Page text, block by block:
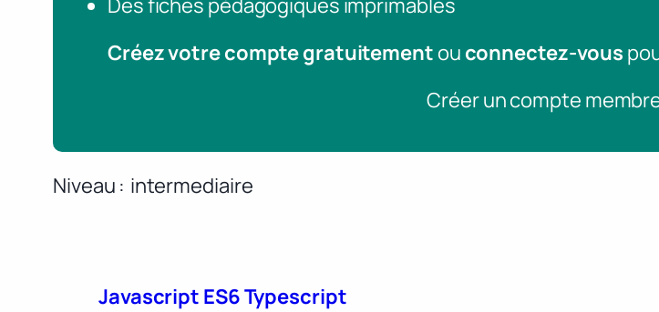
Des fiches pédagogiques imprimables
Créez votre compte gratuitement ou connectez-vous
Créer un compte
Niveau intermediaire
Javascript ES6 Typescript